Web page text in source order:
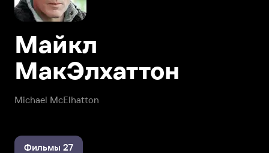
Michael McElhatton
Майкл
МакЭлхаттон
Фильмы 27